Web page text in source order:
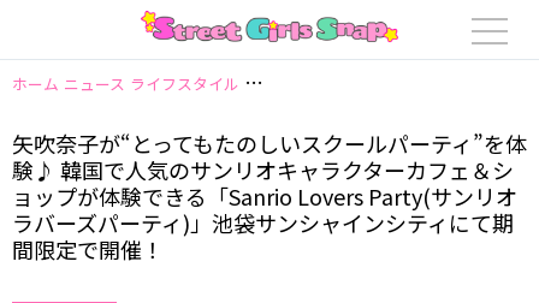
ホーム ニュース ライフスタイル 矢吹奈子が“とってもたのしいスクール
矢吹奈子が“とってもたのしいスクールパーティ”を体
験♪ 韓国で人気のサンリオキャラクターカフェ＆シ
ョップが体験できる「Sanrio Lovers Party(サンリオ
ラバーズパーティ)」池袋サンシャインシティにて期
間限定で開催！